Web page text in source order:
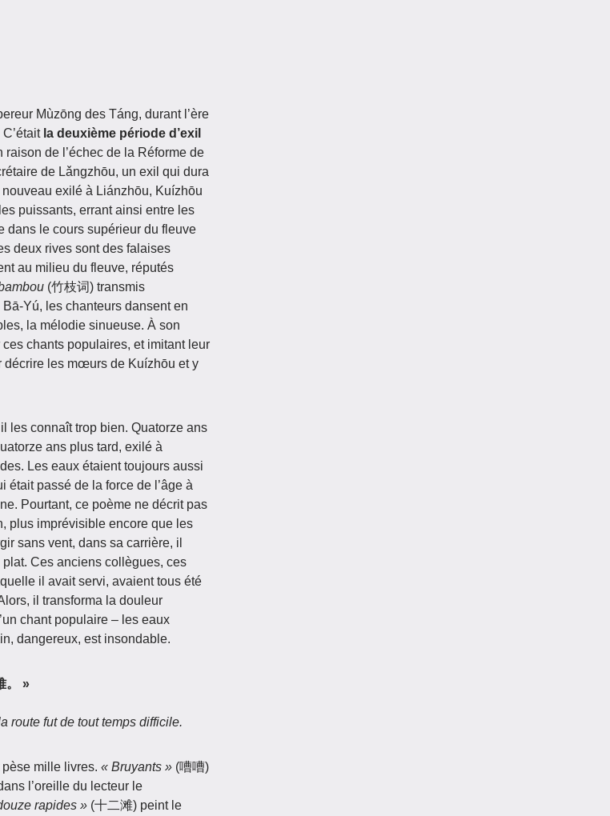
Mùzōng des Táng, durant l’ère
la deuxième période d’exil
raison de l’échec de la Réforme de
de Lǎngzhōu, un exil qui dura
exilé à Liánzhōu, Kuízhōu
puissants, errant ainsi entre les
dans le cours supérieur du fleuve
deux rives sont des falaises
au milieu du fleuve, réputés
(竹枝词) transmis
Yú, les chanteurs dansent en
la mélodie sinueuse. À son
chants populaires, et imitant leur
décrire les mœurs de Kuízhōu et y
les connaît trop bien. Quatorze ans
ans plus tard, exilé à
Les eaux étaient toujours aussi
passé de la force de l’âge à
Pourtant, ce poème ne décrit pas
plus imprévisible encore que les
sans vent, dans sa carrière, il
Ces anciens collègues, ces
il avait servi, avaient tous été
il transforma la douleur
chant populaire – les eaux
dangereux, est insondable.
。 »
route fut de tout temps difficile.
mille livres. « Bruyants » (嘈嘈)
l’oreille du lecteur le
rapides » (十二滩) peint le